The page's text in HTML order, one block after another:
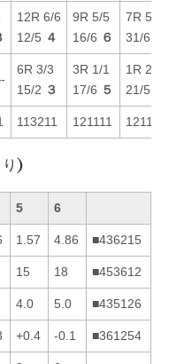
12R 6/6
12/5 ４
9R 5/5
16/6 ６
7R 5/5
31/6
6R 3/3
15/2 ３
3R 1/1
17/6 ５
1R 2/2
21/5
113211 121111 121111
)
5 6
1.57 4.86 ■436215
15 18 ■453612
4.0 5.0 ■435126
+0.4 -0.1 ■361254